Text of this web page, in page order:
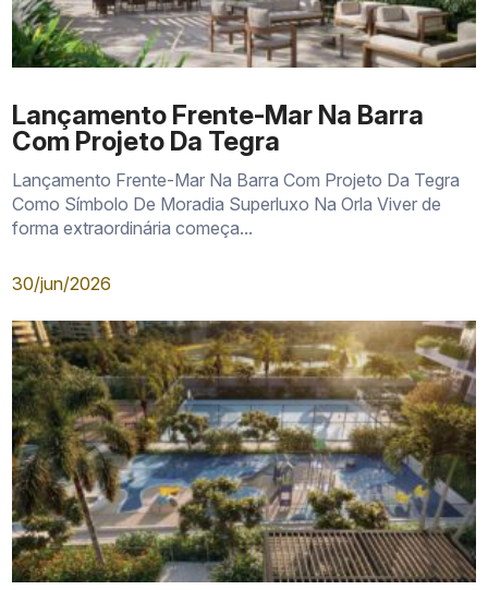
Lançamento Frente-Mar Na Barra
Com Projeto Da Tegra
Lançamento Frente-Mar Na Barra Com Projeto Da Tegra
Como Símbolo De Moradia Superluxo Na Orla Viver de
forma extraordinária começa...
30/jun/2026